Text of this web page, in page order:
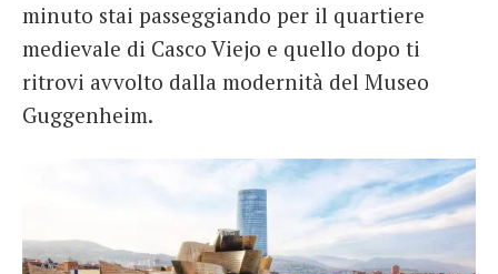
minuto stai passeggiando per il quartiere
medievale di Casco Viejo e quello dopo ti
ritrovi avvolto dalla modernità del Museo
Guggenheim.